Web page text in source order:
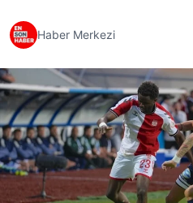
Haber Merkezi